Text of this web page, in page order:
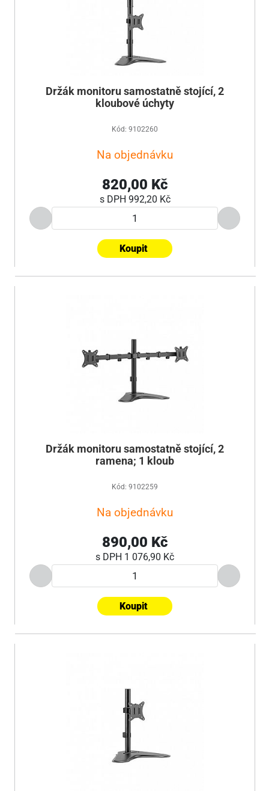
Držák monitoru samostatně stojící, 2
kloubové úchyty
Kód: 9102260
Na objednávku
820,00 Kč
s DPH 992,20 Kč
Koupit
Držák monitoru samostatně stojící, 2
ramena; 1 kloub
Kód: 9102259
Na objednávku
890,00 Kč
s DPH 1 076,90 Kč
Koupit